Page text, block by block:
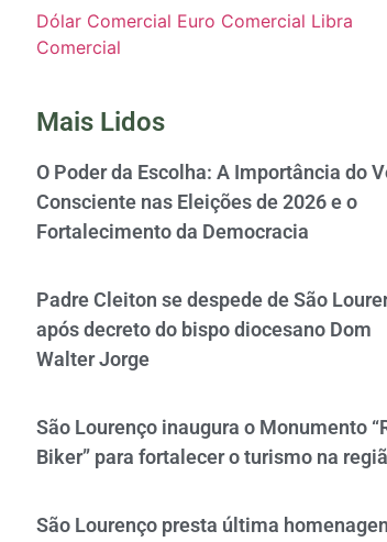
Dólar Comercial Euro Comercial Libra
Comercial
Mais Lidos
O Poder da Escolha: A Importância do
Consciente nas Eleições de 2026 e o
Fortalecimento da Democracia
Padre Cleiton se despede de São
após decreto do bispo diocesano Dom
Walter Jorge
São Lourenço inaugura o Monumento
Biker” para fortalecer o turismo na
São Lourenço presta última